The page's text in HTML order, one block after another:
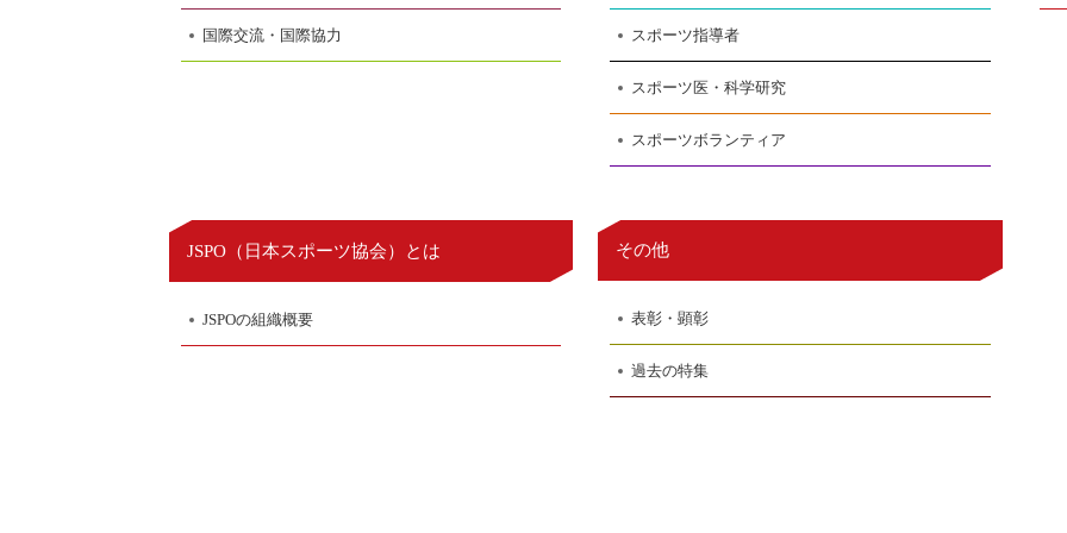
国際交流・国際協力 スポーツ指導者
スポーツ医・科学研究
スポーツボランティア
JSPO（ 日本スポーツ協会）とは
JSPOの組織概要
その他
表彰・顕彰
過去の特集